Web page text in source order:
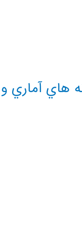
هاي آماري و